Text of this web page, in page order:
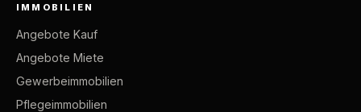
IMMOBILIEN
Angebote Kauf
Angebote Miete
Gewerbeimmobilien
Pflegeimmobilien